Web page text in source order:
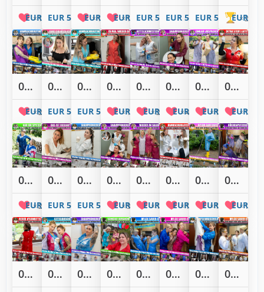
1
EUR 5,00EUR 5,00 1
EUR 5,00 1
EUR 5,00EUR 5,00EUR 5,00EUR 5,00 2
EUR
03007: Abwaschroutine mit Lou und Isi im Kittel
2
EUR 5,00
02996: OMG! Isi dieser krass bunte Kittel ist sowas von anders schön!
EUR 5,00
02989: Isi total ungebügelt beim Abwasch mit Gummihandschuhen
EUR 5,00
02988: Isi ist wieder da um unsere Kittel zu tragen
1
EUR 5,00
02982: Unsere Kittelschwestern putzen das Badezimmer im weißen Kittel
2
EUR 5,00
02967: Isi im weinroten Nylonkittel shampooniert Lou im Friseursalon die Haare
4
EUR 5,00
02958: Isi und Lou packen die Einkäufe aus in flieder Dederonkittel
1
EUR 5,00
02957: Isi gönnt sich eine extra steife Latte im roten Lack Nurse Dress
1
EUR
02950: Friseurin Lou im schicken Nylonkittel schneidet Isi die Spitzen
2
EUR 5,00
02946: Extrem ekelig! Isi putzt die KittelPraxis im weißen DDR Baumwollkittel
EUR 5,00
02941: Haare shampoonieren - Isi machts im weißen Nylonkittel
EUR 5,00
02933: Lou shampooniert im Nylonkittel Isi die Haare im Friseursalon
3
EUR 5,00
02927: Vier Kittelschönheiten sind zurück im Friseursalon
1
EUR 5,00
02921: Sandy und Isi layern sich so durch! Auch zum Rekord?
1
EUR 5,00
02916: Einmal schön den Garten durchgewässert im Nylonkittel
1
EUR 5,00
02915: Nach der Sauerei ist erst mal Küchenputzerei angesagt
1
EUR
02913: Isi liebt den neuen roten Nylonrückenschlusskittel 02896: Doppelte Kittellayer Dusche in sexy Dederonkittel 02887: Isi shampooniert sich die Haare im hellblauen Dederonkittel 02886: Eiersuche in schicken Kittel und Dederonüberwurfschürze 02885: Eine wilde SauerEI in hellblauen Dederonkittel 02884: Eine wilde SauerEI in farbenfrohen Nylonkittel 02881: Isi raschelt schön in drei rascheligen Nylonkittel 02880: Eine wilde SauerEI im weißen Nylonkittel